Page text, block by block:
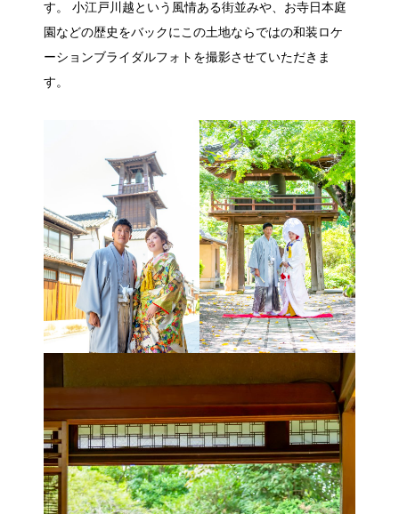
す。 小江戸川越という風情ある街並みや、お寺日本庭
園などの歴史をバックにこの土地ならではの和装ロケ
ーションブライダルフォトを撮影させていただきま
す。